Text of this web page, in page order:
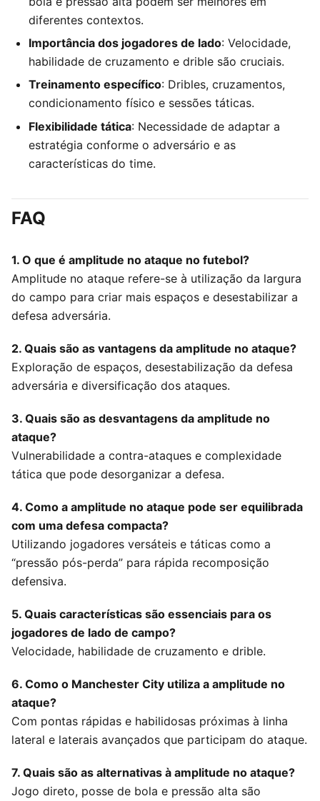
diferentes contextos.
Importância dos jogadores de lado: Velocidade,
habilidade de cruzamento e drible são cruciais.
Treinamento específico: Dribles, cruzamentos,
condicionamento físico e sessões táticas.
Flexibilidade tática: Necessidade de adaptar a
estratégia conforme o adversário e as
características do time.
FAQ
1. O que é amplitude no ataque no futebol?
Amplitude no ataque refere-se à utilização da largura
do campo para criar mais espaços e desestabilizar a
defesa adversária.
2. Quais são as vantagens da amplitude no ataque?
Exploração de espaços, desestabilização da defesa
adversária e diversificação dos ataques.
3. Quais são as desvantagens da amplitude no
ataque?
Vulnerabilidade a contra-ataques e complexidade
tática que pode desorganizar a defesa.
4. Como a amplitude no ataque pode ser equilibrada
com uma defesa compacta?
Utilizando jogadores versáteis e táticas como a
“pressão pós-perda” para rápida recomposição
defensiva.
5. Quais características são essenciais para os
jogadores de lado de campo?
Velocidade, habilidade de cruzamento e drible.
6. Como o Manchester City utiliza a amplitude no
ataque?
Com pontas rápidas e habilidosas próximas à linha
lateral e laterais avançados que participam do ataque.
7. Quais são as alternativas à amplitude no ataque?
Jogo direto, posse de bola e pressão alta são